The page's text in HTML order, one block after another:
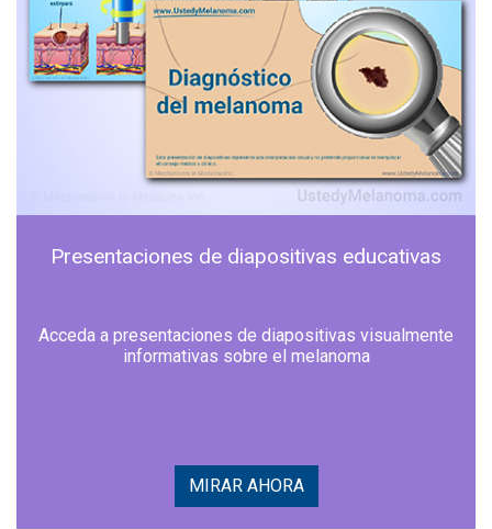
Presentaciones de diapositivas educativas
Acceda a presentaciones de diapositivas visualmente
informativas sobre el melanoma
MIRAR AHORA